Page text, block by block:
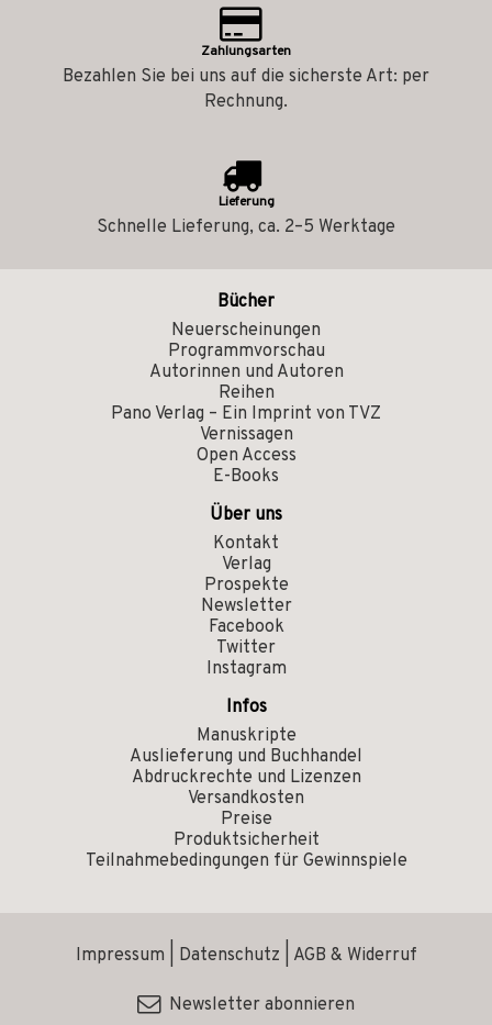
Zahlungsarten
Bezahlen Sie bei uns auf die sicherste Art: per
Rechnung.
Lieferung
Schnelle Lieferung, ca. 2–5 Werktage
Bücher
Neuerscheinungen
Programmvorschau
Autorinnen und Autoren
Reihen
Pano Verlag – Ein Imprint von TVZ
Vernissagen
Open Access
E-Books
Über uns
Kontakt
Verlag
Prospekte
Newsletter
Facebook
Twitter
Instagram
Infos
Manuskripte
Auslieferung und Buchhandel
Abdruckrechte und Lizenzen
Versandkosten
Preise
Produktsicherheit
Teilnahmebedingungen für Gewinnspiele
Impressum Datenschutz AGB & Widerruf
Newsletter abonnieren